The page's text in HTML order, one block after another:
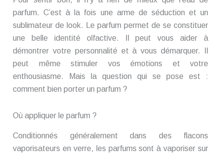
parfum. C’est à la fois une arme de séduction et un
sublimateur de look. Le parfum permet de se constituer
une belle identité olfactive. Il peut vous aider à
démontrer votre personnalité et à vous démarquer. Il
peut même stimuler vos émotions et votre
enthousiasme. Mais la question qui se pose est :
comment bien porter un parfum ?
Où appliquer le parfum ?
Conditionnés généralement dans des flacons
vaporisateurs en verre, les parfums sont à vaporiser sur